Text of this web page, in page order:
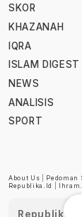
SKOR
KHAZANAH
IQRA
ISLAM DIGEST
NEWS
ANALISIS
SPORT
About Us Pedoman
Republika.id
Republika